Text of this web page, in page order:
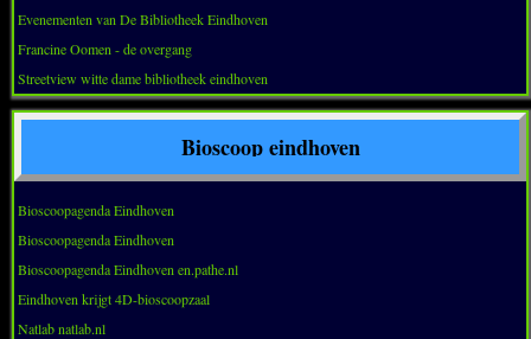
Evenementen van De Bibliotheek Eindhoven
Francine Oomen - de overgang
Streetview witte dame bibliotheek eindhoven
Bioscoop eindhoven
Bioscoopagenda Eindhoven
Bioscoopagenda Eindhoven
Bioscoopagenda Eindhoven en.pathe.nl
Eindhoven krijgt 4D-bioscoopzaal
Natlab natlab.nl